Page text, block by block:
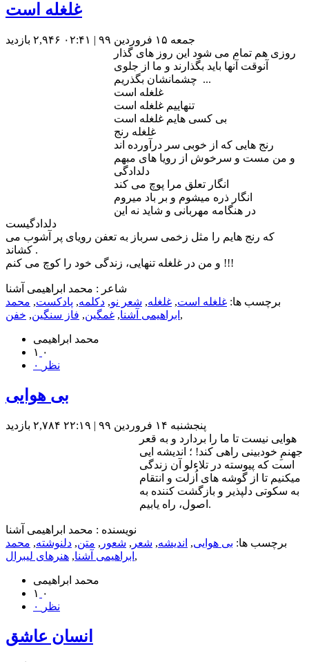
غلغله است
جمعه ۱۵ فروردین ۹۹ | ۰۲:۴۱
۲,۹۴۶ بازديد
روزی هم تمام می شود این روز های گذار
آنوقت آنها باید بگذارند و ما از جلوی
چشمانشان بگذریم ...
غلغله است
تنهاییم غلغله است
بی کسی هایم غلغله است
غلغله رنج
رنج هایی که از خوبی سر درآورده اند
و من مست و سرخوش از رویا های مبهم
دلدادگی
انگار تعلق مرا پوچ می کند
انگار ذره میشوم و بر باد میروم
در هنگامه مهربانی و شاید نه این
دلدادگیست
که رنج هایم را مثل زخمی سرباز به تعفن رویای پر آشوب می
کشاند .
و من در غلغله تنهایی، زندگی خود را کوچ می کنم !!!
شاعر : محمد ابراهیمی آشنا
برچسب ها: غلغله است, غلغله, شعر نو, دکلمه, پادکست, محمد
ابراهیمی آشنا, غمگین, فاز سنگین, خفن ,
محمد ابراهیمی
۱ ۰
۰ نظر
بی هوایی
پنجشنبه ۱۴ فروردین ۹۹ | ۲۲:۱۹
۲,۷۸۴ بازديد
هوایی نیست تا ما را بردارد و به قعر
جهنمِ خودبینی راهی کند! ؛ اندیشه ایی
است که پیوسته در تلاءلو آن زندگی
میکنیم تا از گوشه های اُزلت و انتقام
به سکوتی دلپذیر و بازگشت کننده به
اصول، راه یابیم.
نویسنده : محمد ابراهیمی آشنا
برچسب ها: بی هوایی, اندیشه, شعر , شعور , متن, دلنوشته, محمد
ابراهیمی آشنا, هنرهای لیبرال ,
محمد ابراهیمی
۱ ۰
۰ نظر
انسان عاشق